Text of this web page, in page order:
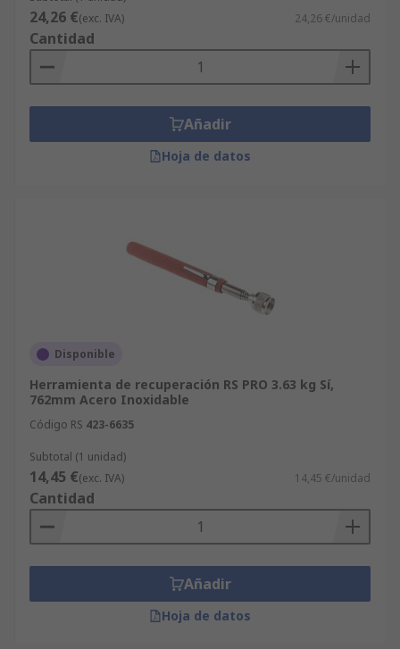
24,26 €(exc. IVA) 24,26 €/unidad
Cantidad
Añadir
Hoja de datos
Disponible
Herramienta de recuperación RS PRO 3.63 kg Sí,
762mm Acero Inoxidable
Código RS 423-6635
Subtotal (1 unidad)
14,45 €(exc. IVA) 14,45 €/unidad
Cantidad
Añadir
Hoja de datos